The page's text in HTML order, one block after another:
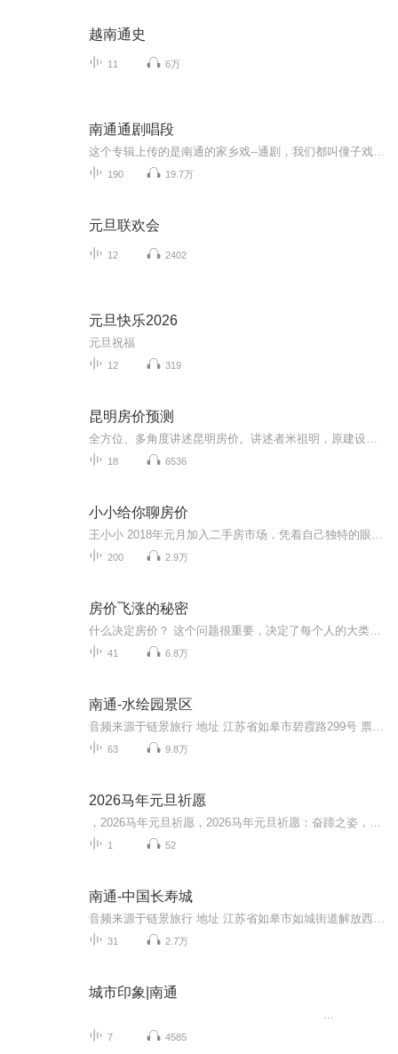
越南通史
11 6万
南通通剧唱段
190 19.7万
元旦联欢会
12 2402
元旦快乐2026
元旦祝福
12 319
昆明房价预测
18 6536
小小给你聊房价
200 2.9万
房价飞涨的秘密
41 6.8万
南通-水绘园景区
63 9.8万
2026马年元旦祈愿
1 52
南通-中国长寿城
31 2.7万
城市印象|南通
7 4585